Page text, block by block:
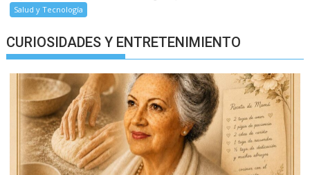
Salud y Tecnología
CURIOSIDADES Y ENTRETENIMIENTO